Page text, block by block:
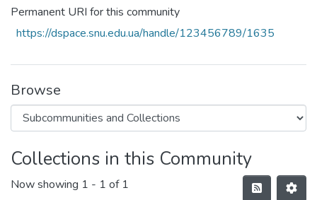
Permanent URI for this community
https://dspace.snu.edu.ua/handle/123456789/1635
Browse
Collections in this Community
Now showing 1 - 1 of 1